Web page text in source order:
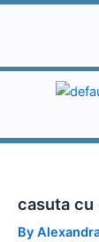
Skip
casuta cu
By